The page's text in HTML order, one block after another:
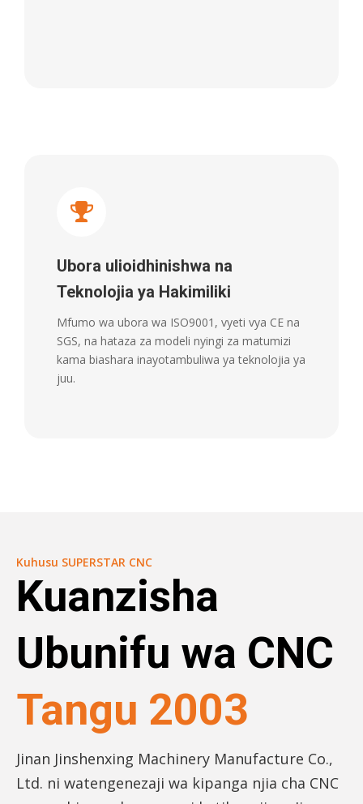
Ubora ulioidhinishwa na
Teknolojia ya Hakimiliki
Mfumo wa ubora wa ISO9001, vyeti vya CE na
SGS, na hataza za modeli nyingi za matumizi
kama biashara inayotambuliwa ya teknolojia ya
juu.
Kuhusu SUPERSTAR CNC
Kuanzisha
Ubunifu wa CNC
Tangu 2003
Jinan Jinshenxing Machinery Manufacture Co.,
Ltd. ni watengenezaji wa kipanga njia cha CNC